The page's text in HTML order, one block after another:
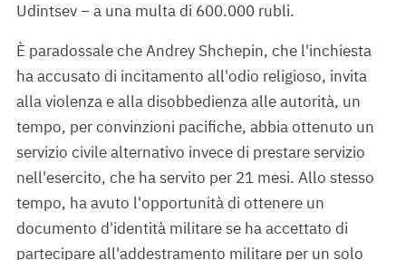
Udintsev – a una multa di 600.000 rubli.
È paradossale che Andrey Shchepin, che l'inchiesta
ha accusato di incitamento all'odio religioso, invita
alla violenza e alla disobbedienza alle autorità, un
tempo, per convinzioni pacifiche, abbia ottenuto un
servizio civile alternativo invece di prestare servizio
nell'esercito, che ha servito per 21 mesi. Allo stesso
tempo, ha avuto l'opportunità di ottenere un
documento d'identità militare se ha accettato di
partecipare all'addestramento militare per un solo